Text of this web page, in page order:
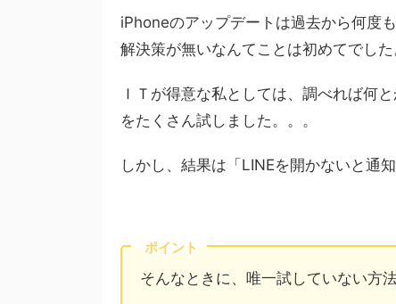
iPhoneのアップデートは過去から何度
解決策が無いなんてことは初めてでした
ＩＴが得意な私としては、調べれば何
をたくさん試しました。。。
しかし、結果は「LINEを開かないと通
ポイント
そんなときに、唯一試していない方